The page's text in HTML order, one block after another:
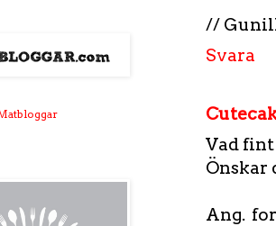
//
Svara
Vad
Önskar
Ang.